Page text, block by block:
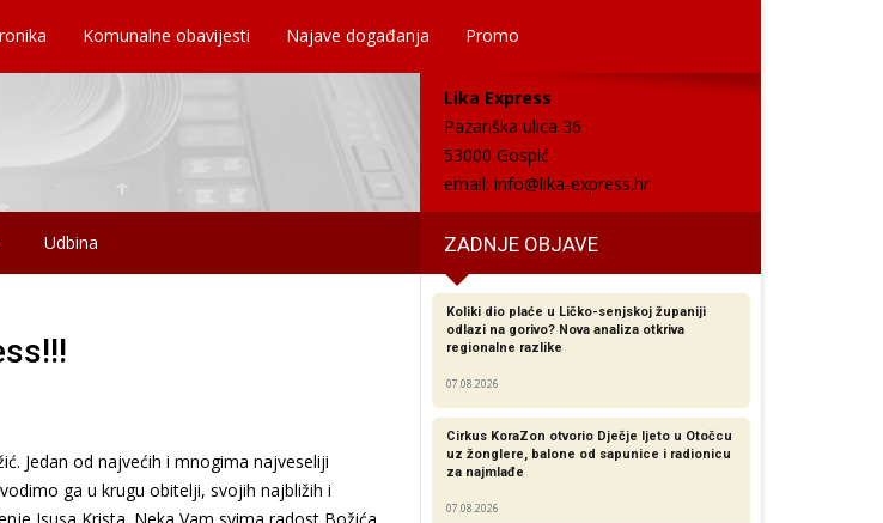
Komunalne obavijesti Najave događanja Promo
Lika Express
Pazariška ulica 36
53000 Gospić
email: info@lika-express.hr
Udbina ZADNJE OBJAVE
Jedan od najvećih i mnogima najveseliji
ga u krugu obitelji, svojih najbližih i
Koliki dio plaće u Ličko-senjskoj županiji
odlazi na gorivo? Nova analiza otkriva
regionalne razlike​
07.08.2026
Cirkus KoraZon otvorio Dječje ljeto u Otočcu
uz žonglere, balone od sapunice i radionicu
za najmlađe
07.08.2026